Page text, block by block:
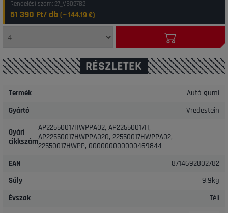
Rendelési szám: 27_VS02782
51 390 Ft/ db (~144.19 €)
RÉSZLETEK
Termék
Autó gumi
Gyártó
Vredestein
Gyári
cikkszám
AP22550017HWPPA02, AP22550017H,
AP22550017HWPPA020, 22550017HWPPA02,
22550017HWPP, 000000000000469844
EAN
8714692802782
Súly
9.9kg
Évszak
Téli